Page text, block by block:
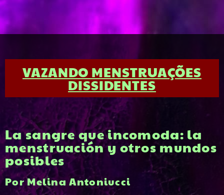
VAZANDO MENSTRUAÇÕES
DISSIDENTES
La sangre que incomoda: la
menstruación y otros mundos
posibles
Por Melina Antoniucci